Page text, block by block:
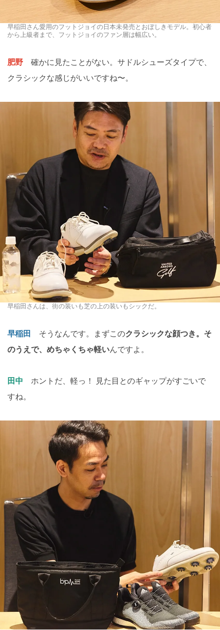
早稲田さん愛用のフットジョイの日本未発売とおぼしきモデル。初心者
から上級者まで、フットジョイのファン層は幅広い。
肥野
確かに見たことがない。サドルシューズタイプで、
クラシックな感じがいいですね〜。
早稲田さんは、街の装いも芝の上の装いもシックだ。
早稲田 そうなんです。まずこのクラシックな顔つき。そ
のうえで、めちゃくちゃ軽いんですよ。
田中 ホントだ、軽っ！ 見た目とのギャップがすごいで
すね。